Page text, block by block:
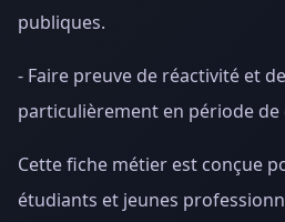
publiques.
- Faire preuve de réactivité et
particulièrement en période de
Cette fiche métier est conçue
étudiants et jeunes